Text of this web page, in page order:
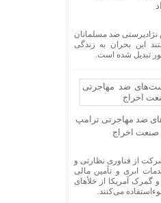
ضد مسلمانان
این بحران به زندگی
تبدیل شده است.
ضد مهاجرتی ترامپ
صنعت اخراج
از فناوری نظارتی و
ابری و تأمین مالی
گمرک آمریکا از خلأ‌های
می‌کنند.